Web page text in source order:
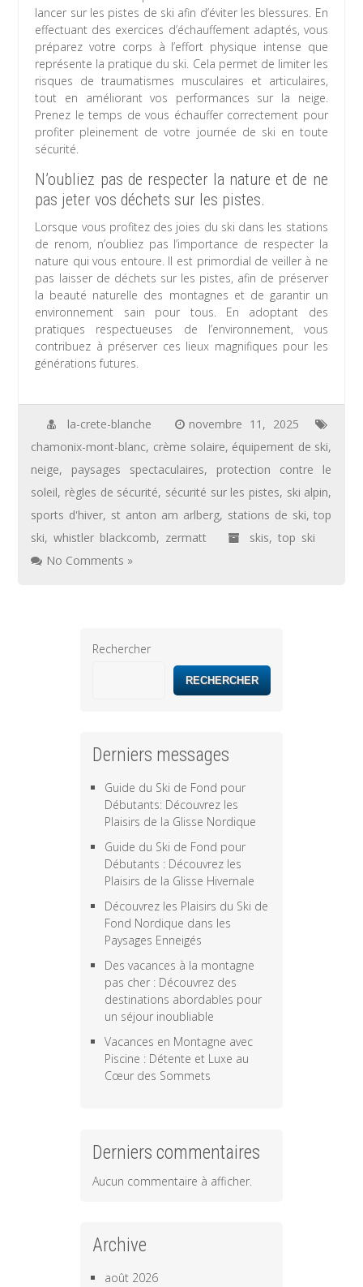
lancer sur les pistes de ski afin d’éviter les blessures. En
effectuant des exercices d’échauffement adaptés, vous
préparez votre corps à l’effort physique intense que
représente la pratique du ski. Cela permet de limiter les
risques de traumatismes musculaires et articulaires,
tout en améliorant vos performances sur la neige.
Prenez le temps de vous échauffer correctement pour
profiter pleinement de votre journée de ski en toute
sécurité.
N’oubliez pas de respecter la nature et de ne
pas jeter vos déchets sur les pistes.
Lorsque vous profitez des joies du ski dans les stations
de renom, n’oubliez pas l’importance de respecter la
nature qui vous entoure. Il est primordial de veiller à ne
pas laisser de déchets sur les pistes, afin de préserver
la beauté naturelle des montagnes et de garantir un
environnement sain pour tous. En adoptant des
pratiques respectueuses de l’environnement, vous
contribuez à préserver ces lieux magnifiques pour les
générations futures.
la-crete-blanche
novembre 11, 2025
chamonix-mont-blanc, crème solaire, équipement de ski,
neige, paysages spectaculaires, protection contre le
soleil, règles de sécurité, sécurité sur les pistes, ski alpin,
sports d'hiver, st anton am arlberg, stations de ski,top
ski,whistler blackcomb, zermatt skis,top ski
No Comments »
Rechercher
RECHERCHER
Derniers messages
Guide du Ski de Fond pour
Débutants: Découvrez les
Plaisirs de la Glisse Nordique
Guide du Ski de Fond pour
Débutants : Découvrez les
Plaisirs de la Glisse Hivernale
Découvrez les Plaisirs du Ski de
Fond Nordique dans les
Paysages Enneigés
Des vacances à la montagne
pas cher : Découvrez des
destinations abordables pour
un séjour inoubliable
Vacances en Montagne avec
Piscine : Détente et Luxe au
Cœur des Sommets
Derniers commentaires
Aucun commentaire à afficher.
Archive
août 2026